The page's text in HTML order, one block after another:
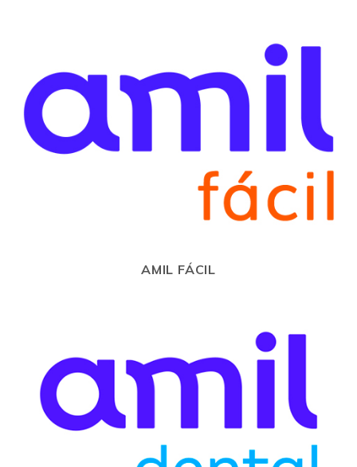
AMIL FÁCIL